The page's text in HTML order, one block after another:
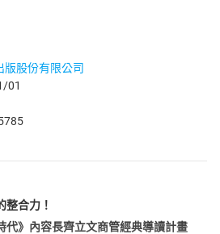
版股份有限公司
01
整合力！
代》內容長齊立文商管經典導讀計畫